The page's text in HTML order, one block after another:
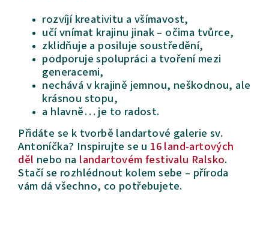
rozvíjí kreativitu a všímavost,
učí vnímat krajinu jinak – očima tvůrce,
zklidňuje a posiluje soustředění,
podporuje spolupráci a tvoření mezi
generacemi,
nechává v krajině jemnou, neškodnou, ale
krásnou stopu,
a hlavně… je to radost.
Přidáte se k tvorbě landartové galerie sv.
Antoníčka? Inspirujte se u 16 land-artových
děl nebo na landartovém festivalu Ralsko.
Stačí se rozhlédnout kolem sebe – příroda
vám dá všechno, co potřebujete.